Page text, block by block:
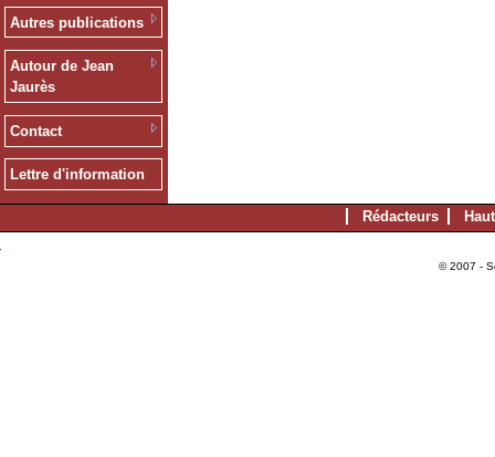
Autres publications
Autour de Jean
Jaurès
Contact
Lettre d'information
Rédacteurs
© 2007 -